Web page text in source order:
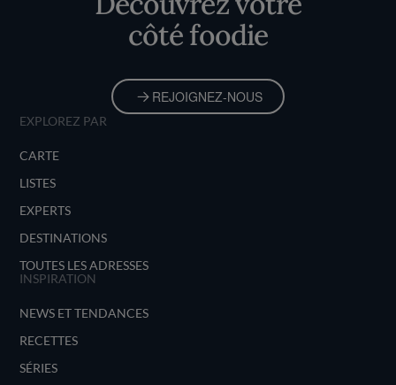
côté foodie
REJOIGNEZ-NOUS
EXPLOREZ PAR
CARTE
LISTES
EXPERTS
DESTINATIONS
TOUTES LES ADRESSES
INSPIRATION
NEWS ET TENDANCES
RECETTES
SÉRIES